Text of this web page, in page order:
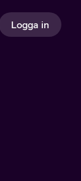
Logga in